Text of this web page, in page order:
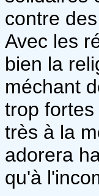
contre
Avec les
bien la
méchant
trop
très à la
adorera
qu'à